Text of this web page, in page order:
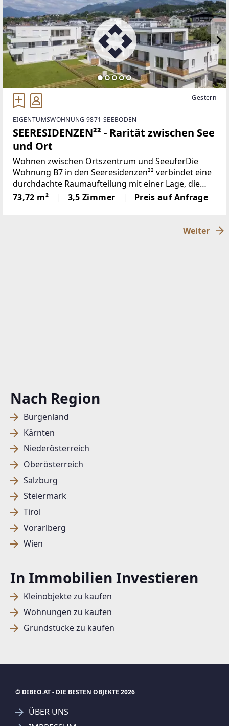
Nach Region
Burgenland
Kärnten
Niederösterreich
Oberösterreich
Salzburg
Steiermark
Tirol
Vorarlberg
Wien
In Immobilien Investieren
Kleinobjekte zu kaufen
Wohnungen zu kaufen
Grundstücke zu kaufen
Gestern
EIGENTUMSWOHNUNG 9871 SEEBODEN
SEERESIDENZEN²² - Rarität zwischen See
und Ort
Wohnen zwischen Ortszentrum und SeeuferDie
Wohnung B7 in den Seeresidenzen²² verbindet eine
durchdachte Raumaufteilung mit einer Lage, die
während des ganzen Jahres überzeugt. Nur wenige
Gehminuten vom Seeufer entfernt wohnen Sie hier
73,72 m² 3,5 Zimmer Preis auf Anfrage
Weiter
© DIBEO.AT - DIE BESTEN OBJEKTE 2026
ÜBER UNS